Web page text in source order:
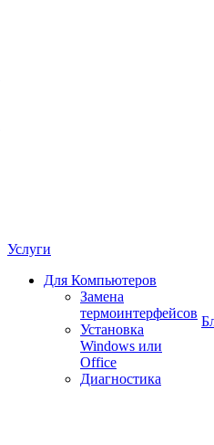
Услуги
Для Компьютеров
Замена
термоинтерфейсов
Установка
Windows или
Office
Диагностика